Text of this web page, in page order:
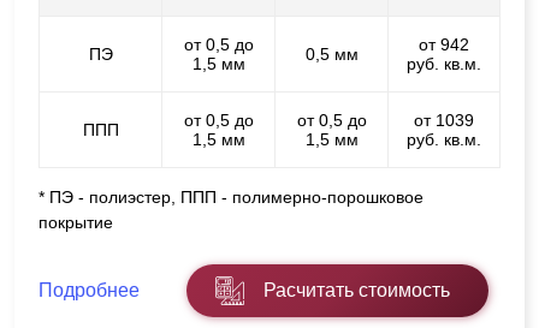
ПЭ
от 0,5 до
1,5 мм
0,5 мм
от 942
руб. кв.м.
ППП
от 0,5 до
1,5 мм
от 0,5 до
1,5 мм
от 1039
руб. кв.м.
* ПЭ - полиэстер, ППП - полимерно-порошковое
покрытие
Подробнее Расчитать стоимость